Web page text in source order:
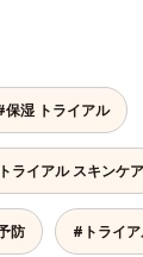
保湿 トライアル
ライアル スキンケア
防 #トライ